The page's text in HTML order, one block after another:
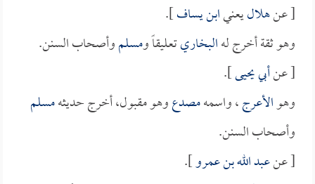
[ عنهلاليعنيابن يساف].
وهو ثقة أخرج لهالبخاريتعليقاً ومسلموأصحاب السنن.
[ عنأبي يحيى].
وهوالأعرج، واسمهمصدعوهو مقبول، أخرج حديثهمسلم
وأصحاب السنن.
[ عنعبد الله بن عمرو].